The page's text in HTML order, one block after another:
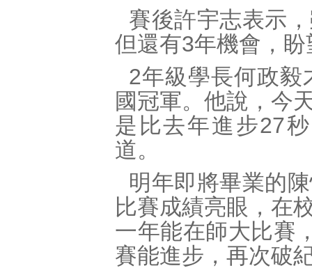
賽後許宇志表示
但還有3年機會，
2年級學長何政毅
國冠軍。他說，今
是比去年進步27
道。
明年即將畢業的
比賽成績亮眼，在
一年能在師大比賽
賽能進步，再次破